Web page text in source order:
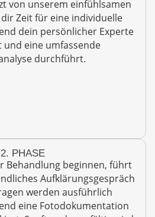
von unserem einfühlsamen
Zeit für eine individuelle
dein persönlicher Experte
und eine umfassende
durchführt.
2. PHASE
Behandlung beginnen, führt
Aufklärungsgespräch
werden ausführlich
eine Fotodokumentation